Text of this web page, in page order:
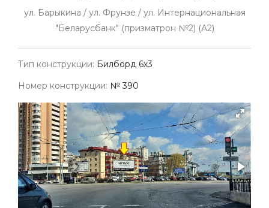
ул. Барыкина / ул. Фрунзе / ул. Интернациональная
"Беларусбанк" (призматрон №2) (А2)
Тип конструкции: Билборд 6х3
Номер конструкции: № 390